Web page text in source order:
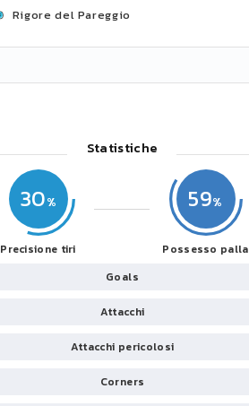
Rigore del Pareggio
Statistiche
30
Precisione tiri
59
Possesso palla
Goals
Attacchi
Attacchi pericolosi
Corners